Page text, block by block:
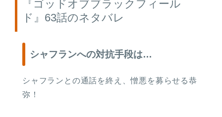
『ゴッドオブブラックフィール
ド』63話のネタバレ
シャフランへの対抗手段は…
シャフランとの通話を終え、憎悪を募らせる恭
弥！